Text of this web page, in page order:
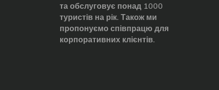
та обслуговує понад 1000
туристів на рік. Також ми
пропонуємо співпрацю для
корпоративних клієнтів.